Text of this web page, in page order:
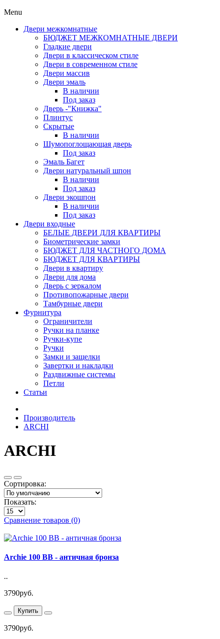
Menu
Двери межкомнатные
БЮДЖЕТ МЕЖКОМНАТНЫЕ ДВЕРИ
Гладкие двери
Двери в классическом стиле
Двери в современном стиле
Двери массив
Двери эмаль
В наличии
Под заказ
Дверь -"Книжка"
Плинтус
Скрытые
В наличии
Шумопоглощающая дверь
Под заказ
Эмаль Багет
Двери натуральный шпон
В наличии
Под заказ
Двери экошпон
В наличии
Под заказ
Двери входные
БЕЛЫЕ ДВЕРИ ДЛЯ КВАРТИРЫ
Биометрические замки
БЮДЖЕТ ДЛЯ ЧАСТНОГО ДОМА
БЮДЖЕТ ДЛЯ КВАРТИРЫ
Двери в квартиру
Двери для дома
Дверь с зеркалом
Противопожарные двери
Тамбурные двери
Фурнитура
Ограничители
Ручки на планке
Ручки-купе
Ручки
Замки и защелки
Завертки и накладки
Раздвижные системы
Петли
Статьи
Производитель
ARCHI
ARCHI
Сортировка:
Показать:
Сравнение товаров (0)
Archie 100 BB - античная бронза
..
3790руб.
Купить
3790руб.